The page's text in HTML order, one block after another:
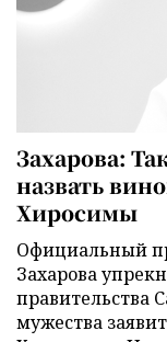
Захарова:
назвать
Хиросимы
Официальный
Захарова
правительства
мужества